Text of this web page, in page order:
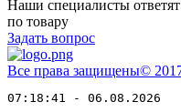
Наши специалисты
по товару
Задать вопрос
Все права защищены©
07:18:41 - 06.08.2026